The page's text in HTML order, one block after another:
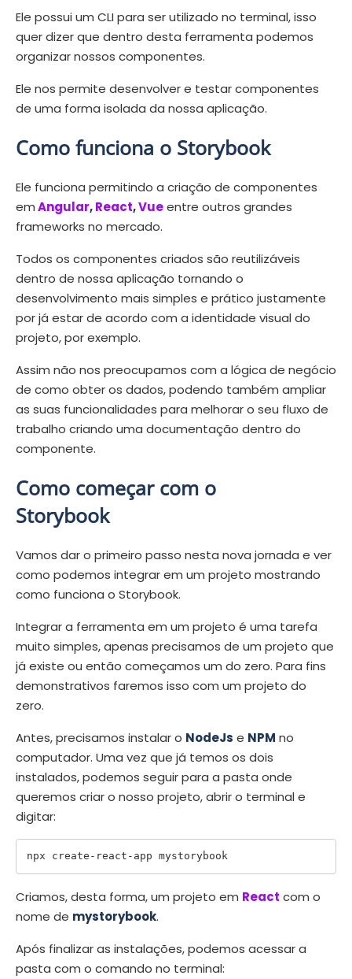
Ele possui um CLI para ser utilizado no terminal, isso
quer dizer que dentro desta ferramenta podemos
organizar nossos componentes.
Ele nos permite desenvolver e testar componentes
de uma forma isolada da nossa aplicação.
Como funciona o Storybook
Ele funciona permitindo a criação de componentes
emAngular,React,Vueentre outros grandes
frameworks no mercado.
Todos os componentes criados são reutilizáveis
dentro de nossa aplicação tornando o
desenvolvimento mais simples e prático justamente
por já estar de acordo com a identidade visual do
projeto, por exemplo.
Assim não nos preocupamos com a lógica de negócio
de como obter os dados, podendo também ampliar
as suas funcionalidades para melhorar o seu fluxo de
trabalho criando uma documentação dentro do
componente.
Como começar com o
Storybook
Vamos dar o primeiro passo nesta nova jornada e ver
como podemos integrar em um projeto mostrando
como funciona o Storybook.
Integrar a ferramenta em um projeto é uma tarefa
muito simples, apenas precisamos de um projeto que
já existe ou então começamos um do zero. Para fins
demonstrativos faremos isso com um projeto do
zero.
Antes, precisamos instalar o NodeJs e NPM no
computador. Uma vez que já temos os dois
instalados, podemos seguir para a pasta onde
queremos criar o nosso projeto, abrir o terminal e
digitar:
Criamos, desta forma, um projeto em React com o
nome de mystorybook.
Após finalizar as instalações, podemos acessar a
pasta com o comando no terminal: